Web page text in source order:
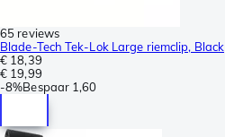
65 reviews
Blade-Tech Tek-Lok Large riemclip, Black
€ 18,39
€ 19,99
-8%Bespaar 1,60